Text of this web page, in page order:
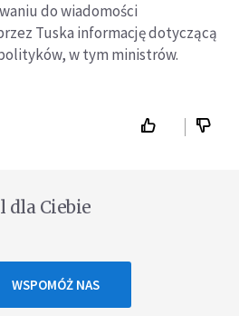
do wiadomości
Tuska informację dotyczącą
w tym ministrów.
dla Ciebie
WSPOMÓŻ NAS